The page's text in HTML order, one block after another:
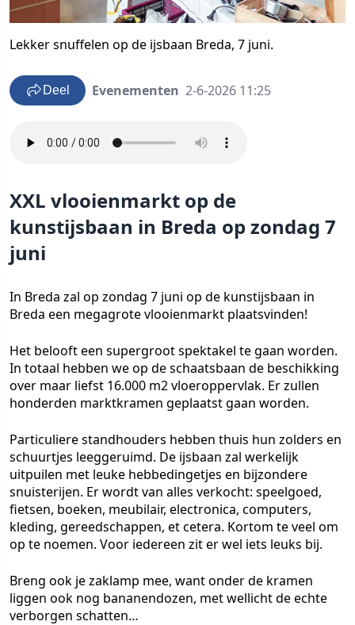
Lekker snuffelen op de ijsbaan Breda, 7 juni.
Deel Evenementen 2-6-2026 11:25
XXL vlooienmarkt op de
kunstijsbaan in Breda op zondag 7
juni
In Breda zal op zondag 7 juni op de kunstijsbaan in
Breda een megagrote vlooienmarkt plaatsvinden!
Het belooft een supergroot spektakel te gaan worden.
In totaal hebben we op de schaatsbaan de beschikking
over maar liefst 16.000 m2 vloeroppervlak. Er zullen
honderden marktkramen geplaatst gaan worden.
Particuliere standhouders hebben thuis hun zolders en
schuurtjes leeggeruimd. De ijsbaan zal werkelijk
uitpuilen met leuke hebbedingetjes en bijzondere
snuisterijen. Er wordt van alles verkocht: speelgoed,
fietsen, boeken, meubilair, electronica, computers,
kleding, gereedschappen, et cetera. Kortom te veel om
op te noemen. Voor iedereen zit er wel iets leuks bij.
Breng ook je zaklamp mee, want onder de kramen
liggen ook nog bananendozen, met wellicht de echte
verborgen schatten…